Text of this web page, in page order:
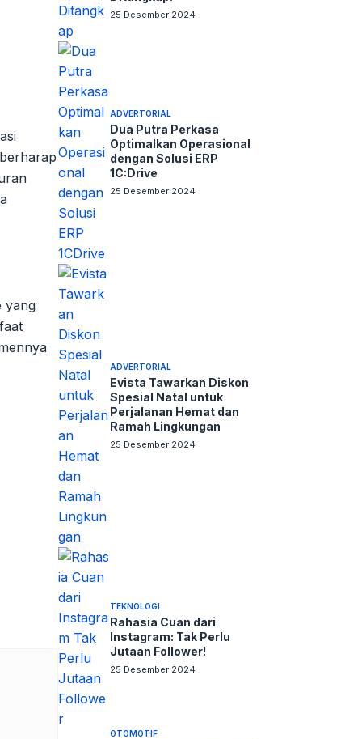
yang
25 Desember 2024
ADVERTORIAL
Dua Putra Perkasa
Optimalkan Operasional
dengan Solusi ERP
1C:Drive
25 Desember 2024
ADVERTORIAL
Evista Tawarkan Diskon
Spesial Natal untuk
Perjalanan Hemat dan
Ramah Lingkungan
25 Desember 2024
TEKNOLOGI
Rahasia Cuan dari
Instagram: Tak Perlu
Jutaan Follower!
25 Desember 2024
OTOMOTIF